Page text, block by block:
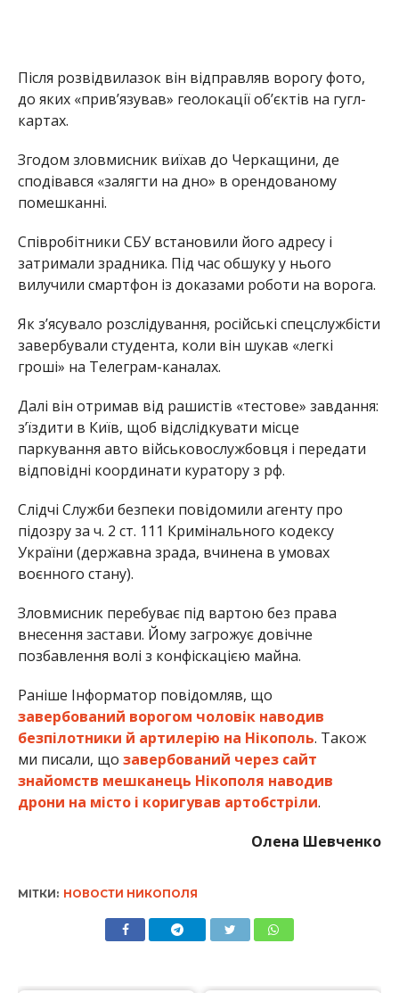
Як з’ясувало розслідування, російські спецслужбісти
завербували студента, коли він шукав «легкі
гроші» на Телеграм-каналах.
Далі він отримав від рашистів «тестове» завдання:
з’їздити в Київ, щоб відслідкувати місце
паркування авто військовослужбовця і передати
Слідчі Служби безпеки повідомили агенту про
підозру за ч. 2 ст. 111 Кримінального кодексу
воєнного стану).
Зловмисник перебуває під вартою без права
позбавлення волі з конфіскацією майна.
Раніше Інформатор повідомляв, що
завербований ворогом чоловік наводив
ми писали, щозавербований через сайт
знайомств мешканець Нікополя наводив
дрони на місто і коригував артобстріли.
МІТКИ: НОВОСТИ НИКОПОЛЯ